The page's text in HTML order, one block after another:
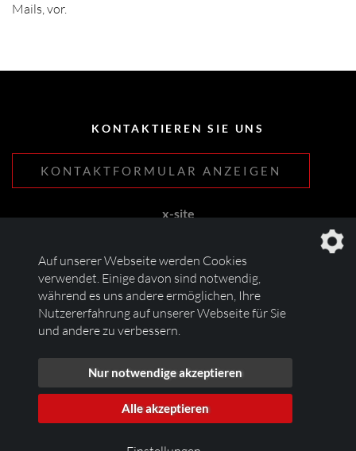
Mails, vor.
KONTAKTIEREN SIE UNS
KONTAKTFORMULAR ANZEIGEN
x-site
Birrenbachshöhe 44
53804 Much
Tel.0172 212 73 01
info@blutanhaenger.de
Alle Rechte vorbehalten. Copyright x-site GbR
Auf unserer Webseite werden Cookies
verwendet. Einige davon sind notwendig,
während es uns andere ermöglichen, Ihre
Nutzererfahrung auf unserer Webseite für Sie
und andere zu verbessern.
Nur notwendige akzeptieren
Alle akzeptieren